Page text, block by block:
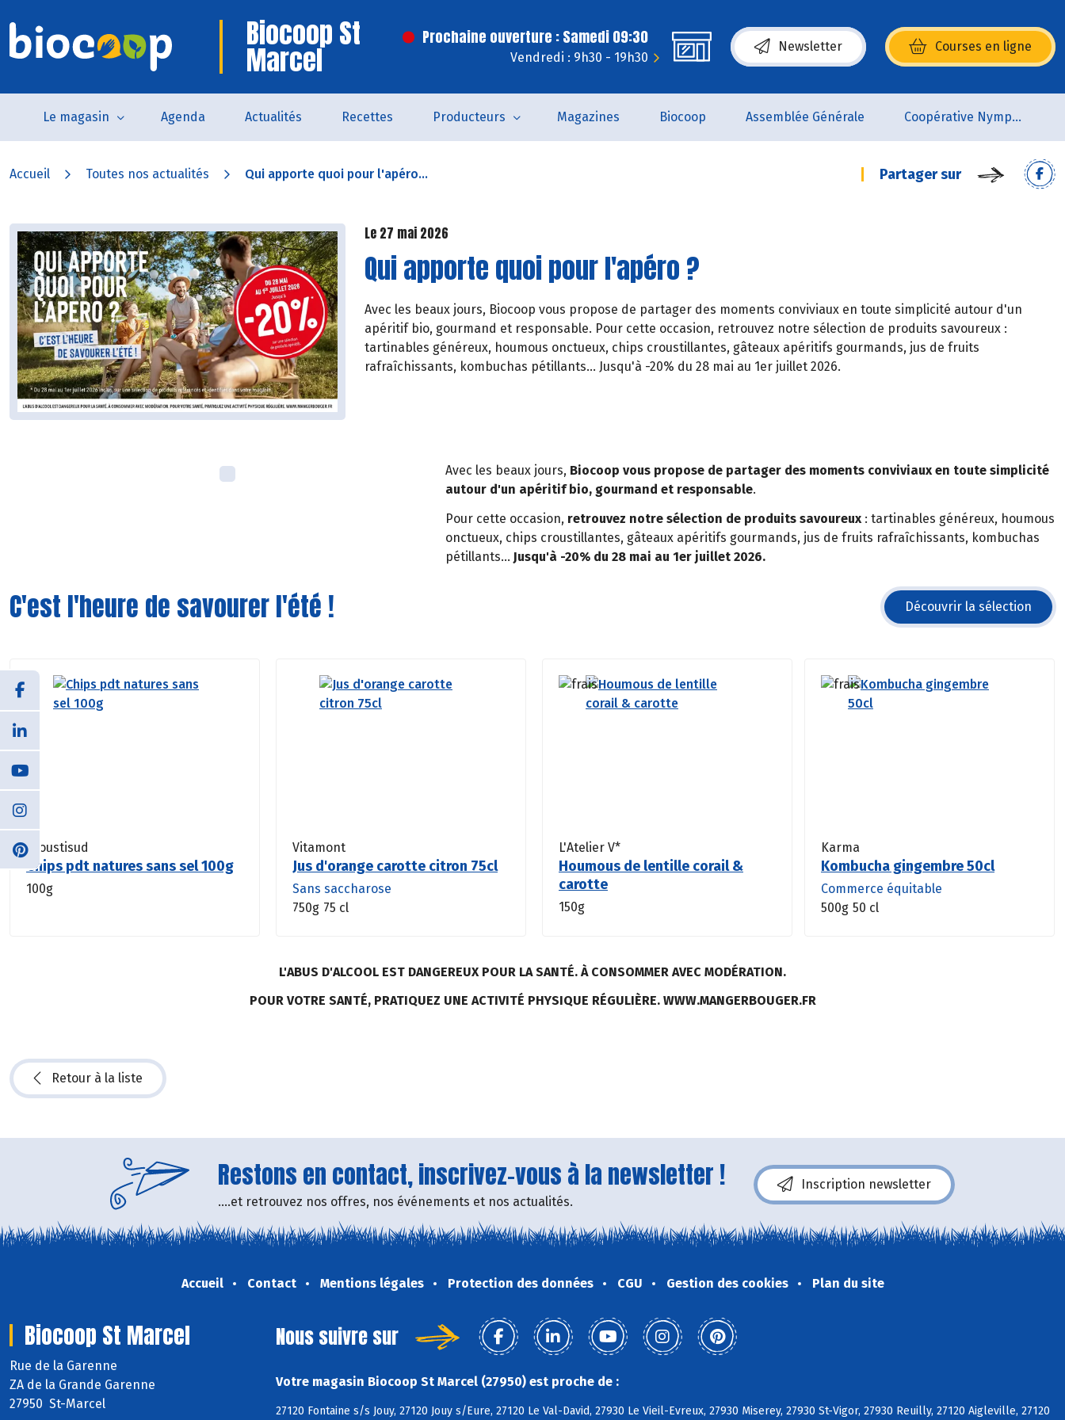
Biocoop St
Marcel
Prochaine ouverture : Samedi 09:30
Vendredi : 9h30 - 19h30
Newsletter Courses en ligne
(s’ouvre dans une nouvelle fenêtre)
Le magasin Agenda Actualités Recettes Producteurs Magazines Biocoop Assemblée Générale Coopérative Nymphéa
Accueil Toutes nos actualités Qui apporte quoi pour l'apéro... Partager sur
Le 27 mai 2026
Qui apporte quoi pour l'apéro ?
Avec les beaux jours, Biocoop vous propose de partager des moments conviviaux en toute simplicité autour d'un
apéritif bio, gourmand et responsable. Pour cette occasion, retrouvez notre sélection de produits savoureux :
tartinables généreux, houmous onctueux, chips croustillantes, gâteaux apéritifs gourmands, jus de fruits
rafraîchissants, kombuchas pétillants... Jusqu'à -20% du 28 mai au 1er juillet 2026.
Avec les beaux jours, Biocoop vous propose de partager des moments conviviaux en toute simplicité
autour d'un apéritif bio, gourmand et responsable.
Pour cette occasion, retrouvez notre sélection de produits savoureux: tartinables généreux, houmous
onctueux, chips croustillantes, gâteaux apéritifs gourmands, jus de fruits rafraîchissants, kombuchas
pétillants... Jusqu'à -20% du 28 mai au 1er juillet 2026.
C'est l'heure de savourer l'été ! Découvrir la sélection
Croustisud
Chips pdt natures sans sel 100g
100g
Vitamont
Jus d'orange carotte citron 75cl
Sans saccharose
750g 75 cl
L'Atelier V*
Houmous de lentille corail &
carotte
150g
Karma
Kombucha gingembre 50cl
Commerce équitable
500g 50 cl
L'ABUS D'ALCOOL EST DANGEREUX POUR LA SANTÉ. À CONSOMMER AVEC MODÉRATION.
POUR VOTRE SANTÉ, PRATIQUEZ UNE ACTIVITÉ PHYSIQUE RÉGULIÈRE. WWW.MANGERBOUGER.FR
Retour à la liste
Restons en contact, inscrivez-vous à la newsletter !
....et retrouvez nos offres, nos événements et nos actualités.
Inscription newsletter
Accueil Contact Mentions légales Protection des données CGU Gestion des cookies Plan du site
Biocoop St Marcel
Rue de la Garenne
ZA de la Grande Garenne
27950 St-Marcel
Nous suivre sur
Votre magasin Biocoop St Marcel (27950) est proche de :
27120 Fontaine s/s Jouy, 27120 Jouy s/Eure, 27120 Le Val-David, 27930 Le Vieil-Evreux, 27930 Miserey, 27930 St-Vigor, 27930 Reuilly, 27120 Aigleville, 27120